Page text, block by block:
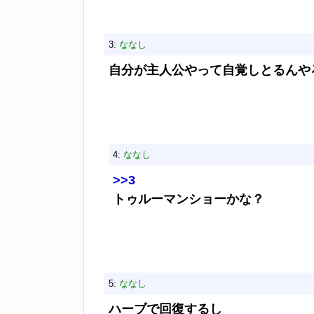
3: ななし
自分が主人公やって自覚しとるんや
4: ななし
>>3
トゥルーマンショーかな？
5: ななし
ハーブで回復するし